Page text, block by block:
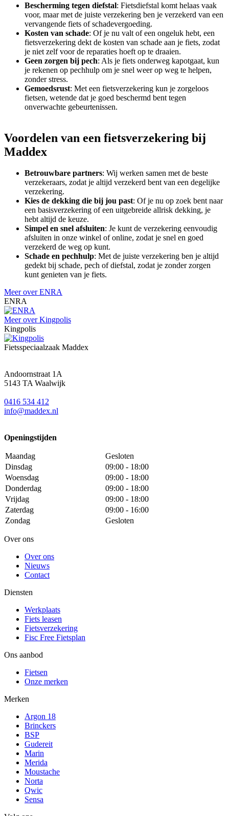
Bescherming tegen diefstal: Fietsdiefstal komt helaas vaak
voor, maar met de juiste verzekering ben je verzekerd van een
vervangende fiets of schadevergoeding.
Kosten van schade: Of je nu valt of een ongeluk hebt, een
fietsverzekering dekt de kosten van schade aan je fiets, zodat
je niet zelf voor de reparaties hoeft op te draaien.
Geen zorgen bij pech: Als je fiets onderweg kapotgaat, kun
je rekenen op pechhulp om je snel weer op weg te helpen,
zonder stress.
Gemoedsrust: Met een fietsverzekering kun je zorgeloos
fietsen, wetende dat je goed beschermd bent tegen
onverwachte gebeurtenissen.
Voordelen van een fietsverzekering bij
Maddex
Betrouwbare partners: Wij werken samen met de beste
verzekeraars, zodat je altijd verzekerd bent van een degelijke
verzekering.
Kies de dekking die bij jou past: Of je nu op zoek bent naar
een basisverzekering of een uitgebreide allrisk dekking, je
hebt altijd de keuze.
Simpel en snel afsluiten: Je kunt de verzekering eenvoudig
afsluiten in onze winkel of online, zodat je snel en goed
verzekerd de weg op kunt.
Schade en pechhulp: Met de juiste verzekering ben je altijd
gedekt bij schade, pech of diefstal, zodat je zonder zorgen
kunt genieten van je fiets.
Meer over ENRA
ENRA
Meer over Kingpolis
Kingpolis
Fietsspeciaalzaak Maddex
Andoornstraat 1A
5143 TA Waalwijk
0416 534 412
info@maddex.nl
Openingstijden
Maandag
Gesloten
Dinsdag
09:00 - 18:00
Woensdag
09:00 - 18:00
Donderdag
09:00 - 18:00
Vrijdag
09:00 - 18:00
Zaterdag
09:00 - 16:00
Zondag
Gesloten
Over ons
Over ons
Nieuws
Contact
Diensten
Werkplaats
Fiets leasen
Fietsverzekering
Fisc Free Fietsplan
Ons aanbod
Fietsen
Onze merken
Merken
Argon 18
Brinckers
BSP
Gudereit
Marin
Merida
Moustache
Norta
Qwic
Sensa